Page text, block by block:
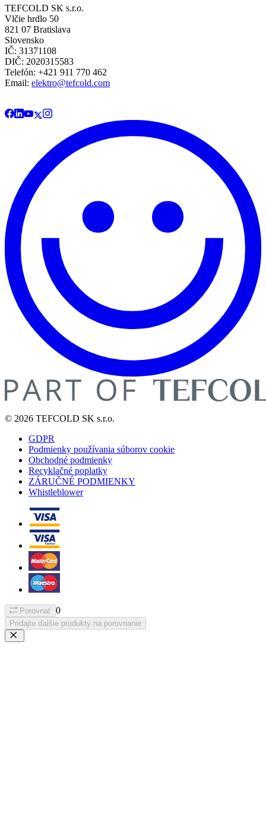
TEFCOLD SK s.r.o.
Vlčie hrdlo 50
821 07 Bratislava
Slovensko
IČ: 31371108
DIČ: 2020315583
Telefón: +421 911 770 462
Email: elektro@tefcold.com
© 2026 TEFCOLD SK s.r.o.
GDPR
Podmienky používania súborov cookie
Obchodné podmienky
Recyklačné poplatky
ZÁRUČNÉ PODMIENKY
Whistleblower
Porovnať 0
Pridajte ďalšie produkty na porovnanie